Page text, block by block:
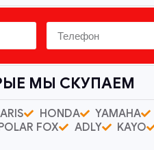
МЫ СКУПАЕМ
HONDA YAMAHA
FOX ADLY KAYO